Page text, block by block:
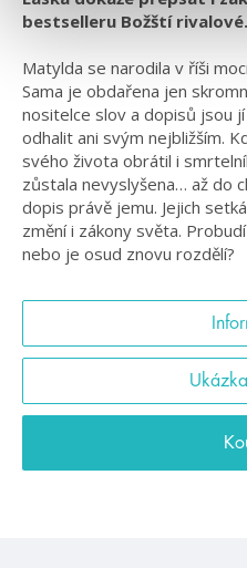
bestselleru Božští rivalové.
Matylda se narodila v říši
Sama je obdařena jen
nositelce slov a dopisů jsou
odhalit ani svým nejbližším.
svého života obrátil i
zůstala nevyslyšena… až do
dopis právě jemu. Jejich
změní i zákony světa.
nebo je osud znovu rozdělí?